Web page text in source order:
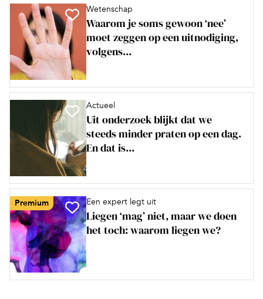
Wetenschap
Waarom je soms gewoon ‘nee’
moet zeggen op een uitnodiging,
volgens...
Actueel
Uit onderzoek blijkt dat we
steeds minder praten op een dag.
En dat is...
Premium Een expert legt uit
Liegen ‘mag’ niet, maar we doen
het toch: waarom liegen we?